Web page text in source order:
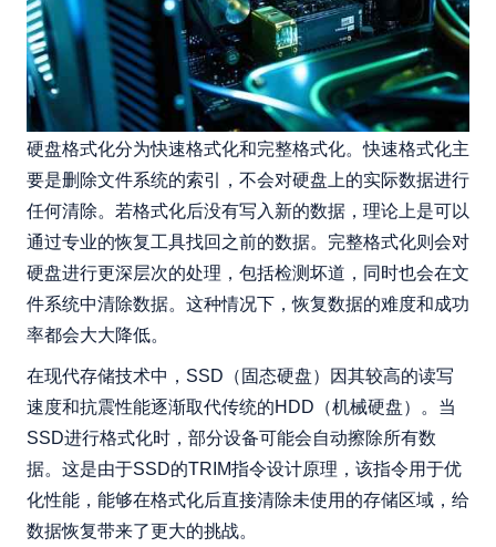
硬盘格式化分为快速格式化和完整格式化。快速格式化主
要是删除文件系统的索引，不会对硬盘上的实际数据进行
任何清除。若格式化后没有写入新的数据，理论上是可以
通过专业的恢复工具找回之前的数据。完整格式化则会对
硬盘进行更深层次的处理，包括检测坏道，同时也会在文
件系统中清除数据。这种情况下，恢复数据的难度和成功
率都会大大降低。
在现代存储技术中，SSD（固态硬盘）因其较高的读写
速度和抗震性能逐渐取代传统的HDD（机械硬盘）。当
SSD进行格式化时，部分设备可能会自动擦除所有数
据。这是由于SSD的TRIM指令设计原理，该指令用于优
化性能，能够在格式化后直接清除未使用的存储区域，给
数据恢复带来了更大的挑战。